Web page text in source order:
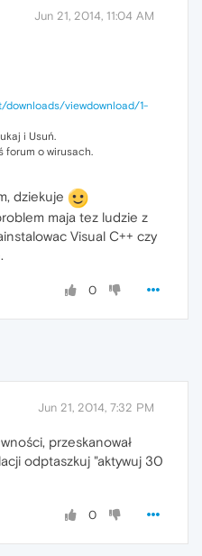
Jun 21, 2014, 11:04 AM
downloads/viewdownload/1-
i Usuń.
forum o wirusach.
dziekuje
maja tez ludzie z
Visual C++ czy
0
Jun 21, 2014, 7:32 PM
przeskanował
odptaszkuj "aktywuj 30
0